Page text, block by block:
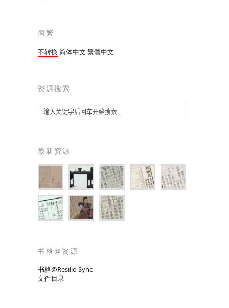
簡繁
不转换 简体中文 繁體中文
资源搜索
最新资源
书格@资源
书格@Resilio Sync
文件目录